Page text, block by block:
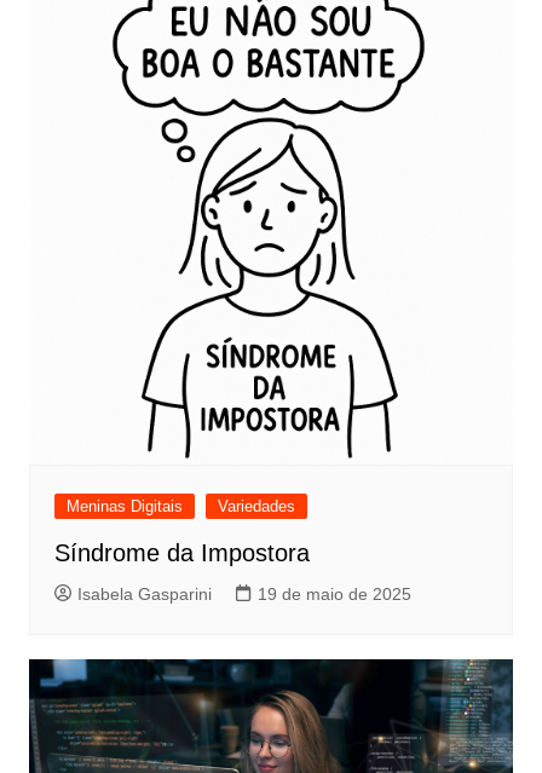
Meninas Digitais Variedades
Síndrome da Impostora
Isabela Gasparini 19 de maio de 2025